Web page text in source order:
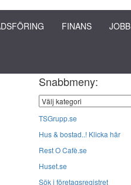
FINANS JOBB
Snabbmeny:
TSGrupp.se
Hus & bostad..! Klicka här
Rest O Cafè.se
Huset.se
Sök i företagsregistret